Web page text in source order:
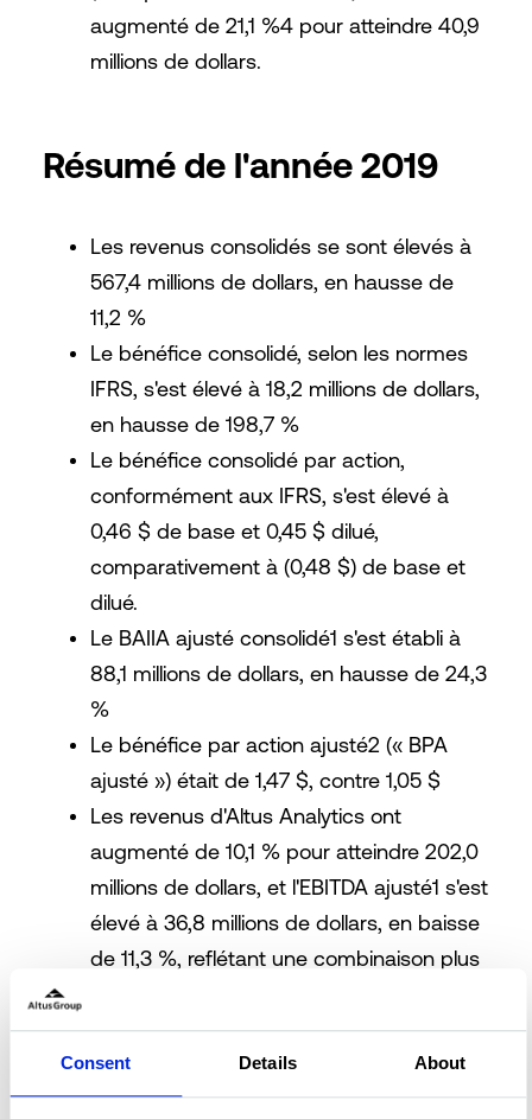
Consent Details About
augmenté de 21,1 %4 pour atteindre 40,9
millions de dollars.
Résumé de l'année 2019
Les revenus consolidés se sont élevés à
567,4 millions de dollars, en hausse de
11,2 %
Le bénéfice consolidé, selon les normes
IFRS, s'est élevé à 18,2 millions de dollars,
en hausse de 198,7 %
Le bénéfice consolidé par action,
conformément aux IFRS, s'est élevé à
0,46 $ de base et 0,45 $ dilué,
comparativement à (0,48 $) de base et
dilué.
Le BAIIA ajusté consolidé1 s'est établi à
88,1 millions de dollars, en hausse de 24,3
%
Le bénéfice par action ajusté2 (« BPA
ajusté ») était de 1,47 $, contre 1,05 $
Les revenus d'Altus Analytics ont
augmenté de 10,1 % pour atteindre 202,0
millions de dollars, et l'EBITDA ajusté1 s'est
élevé à 36,8 millions de dollars, en baisse
de 11,3 %, reflétant une combinaison plus
coûts de développement plus élevés.
Les revenus récurrents d'Altus Analytics3
(tels que définis ci-dessous) ont